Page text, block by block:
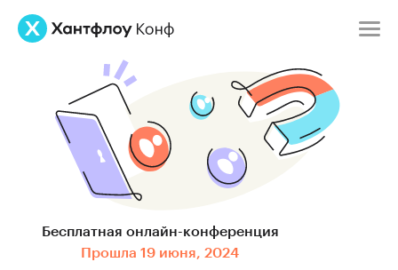
Бесплатная онлайн-конференция
Прошла 19 июня, 2024